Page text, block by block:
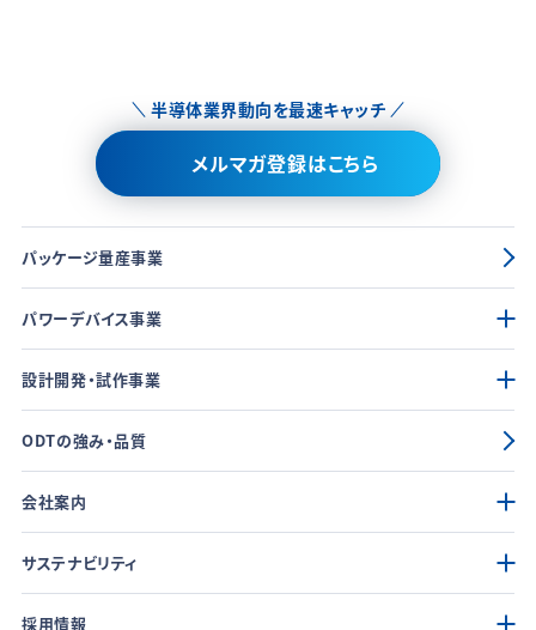
半導体業界動向を最速キャッチ
メルマガ登録はこちら
パッケージ量産事業
パワーデバイス事業
設計開発・試作事業
ODTの強み・品質
会社案内
サステナビリティ
採用情報